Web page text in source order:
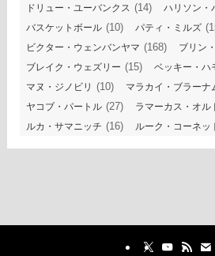
ドリュー・ユーバンクス (14) ハリソン・
バスケットボール (10) パティ・ミルズ
ビクター・ウェンバンヤマ (168) ブリン
ブレイク・ウェズリー (15) ベッキー・ハ
マヌ・ジノビリ (10) マラカイ・ブラーナ
ヤコブ・パートル (27) ラマーカス・オル
ルカ・サマニッチ (16) ルーク・コーネッ